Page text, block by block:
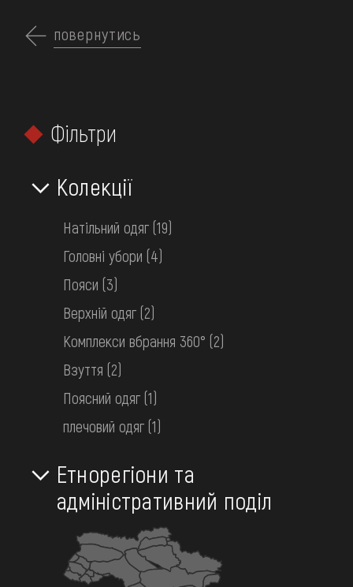
основного
КОЛЕКЦІЇ
ВИСТАВКИ ТА ПОДІЇ
НАВЧИТИСЯ
ПОСЛУГИ
ОНЛАЙН-КРАМНИЦЯ
ПІДТРИМАТИ
КОЛЕКЦІЇ МУЗЕЮ
ФІЛЬТРИ
Скинути фільтр
Об’єктів:40
повернутись
Фільтри
Колекції
Натільний одяг (19)
Головні убори (4)
Пояси (3)
Верхній одяг (2)
Комплекси вбрання 360° (2)
Взуття (2)
Поясний одяг (1)
плечовий одяг (1)
Етнорегіони та
адміністративний поділ